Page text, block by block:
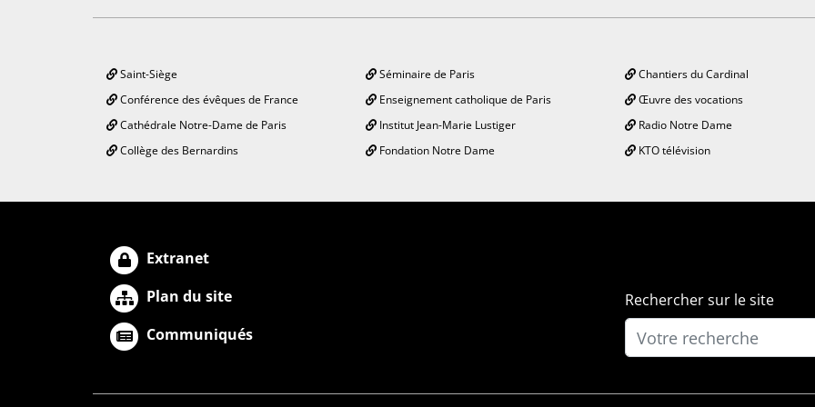
Saint-Siège
Conférence des évêques de France
Cathédrale Notre-Dame de Paris
Collège des Bernardins
Séminaire de Paris
Enseignement catholique de Paris
Institut Jean-Marie Lustiger
Fondation Notre Dame
Chantiers du Cardinal
Œuvre des vocations
Radio Notre Dame
KTO télévision
Extranet
Plan du site
Communiqués
Rechercher sur le site